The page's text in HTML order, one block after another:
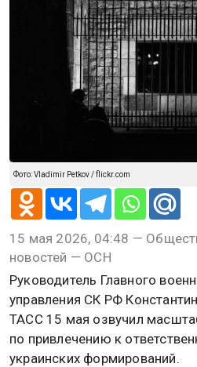
Фото: Vladimir Petkov / flickr.com
15 мая 2026, 04:48 —
новостей — ОСН
Руководитель Главного
управления СК РФ
ТАСС 15 мая озвучил
по привлечению к
украинских формирований.